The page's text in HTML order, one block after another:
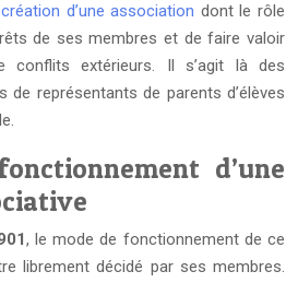
création d’une association dont le rôle
de ses membres et de faire valoir
extérieurs. Il s’agit là des
de représentants de parents d’élèves
d’une
, le mode de fonctionnement de ce
librement décidé par ses membres.